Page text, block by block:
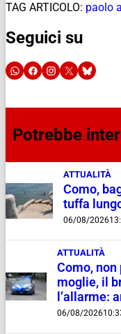
TAG ARTICOLO: paolo
Seguici su
Potrebbe
ATTUALITÀ
Como,
tuffa
06/08/2026
ATTUALITÀ
Como,
moglie, il
l’allarme:
06/08/2026